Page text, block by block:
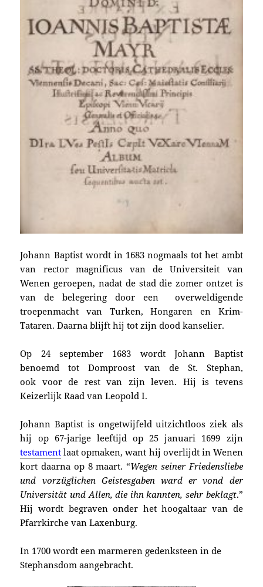
Johann Baptist wordt in 1683 nogmaals tot het ambt
van rector magnificus van de Universiteit van
Wenen geroepen, nadat de stad die zomer ontzet is
van de belegering door een overweldigende
troepenmacht van Turken, Hongaren en Krim-
Tataren. Daarna blijft hij tot zijn dood kanselier.
Op 24 september 1683 wordt Johann Baptist
benoemd tot Domproost van de St. Stephan,
ook voor de rest van zijn leven. Hij is tevens
Keizerlijk Raad van Leopold I.
Johann Baptist is ongetwijfeld uitzichtloos ziek als
hij op 67-jarige leeftijd op 25 januari 1699 zijn
testament laat opmaken, want hij overlijdt in Wenen
kort daarna op 8 maart. “Wegen seiner Friedensliebe
und vorzüglichen Geistesgaben ward er vond der
Universität und Allen, die ihn kannten, sehr beklagt.”
Hij wordt begraven onder het hoogaltaar van de
Pfarrkirche van Laxenburg.
In 1700 wordt een marmeren gedenksteen in de
Stephansdom aangebracht.